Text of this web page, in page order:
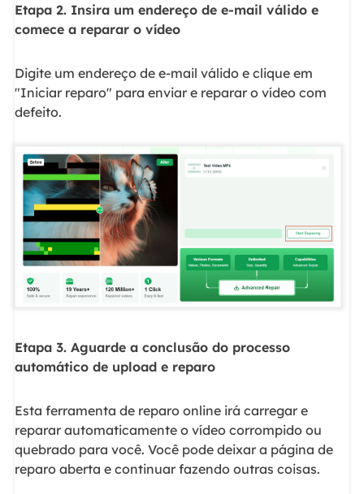
Etapa 2. Insira um endereço de e-mail válido e
comece a reparar o vídeo
Digite um endereço de e-mail válido e clique em
"Iniciar reparo" para enviar e reparar o vídeo com
defeito.
Etapa 3. Aguarde a conclusão do processo
automático de upload e reparo
Esta ferramenta de reparo online irá carregar e
reparar automaticamente o vídeo corrompido ou
quebrado para você. Você pode deixar a página de
reparo aberta e continuar fazendo outras coisas.